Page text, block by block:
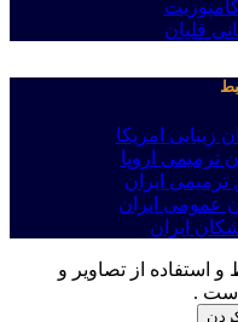
قلیان
زیبایی امریکا
ترمیمی اروپا
ایران
عمومی ایران
ایران
استفاده از تصاویر و
است .